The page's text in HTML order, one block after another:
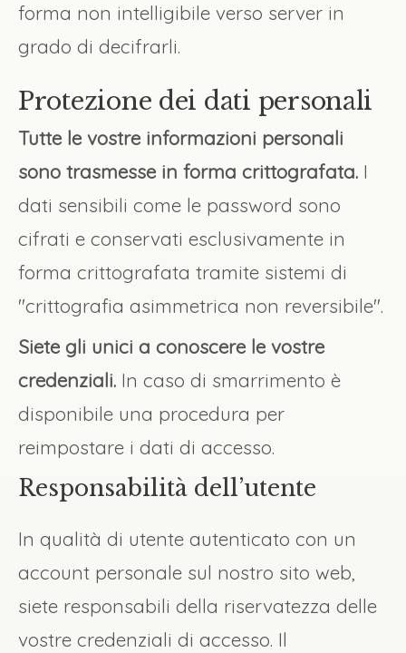
forma non intelligibile verso server in
grado di decifrarli.
Protezione dei dati personali
Tutte le vostre informazioni personali
sono trasmesse in forma crittografata. I
dati sensibili come le password sono
cifrati e conservati esclusivamente in
forma crittografata tramite sistemi di
"crittografia asimmetrica non reversibile".
Siete gli unici a conoscere le vostre
credenziali. In caso di smarrimento è
disponibile una procedura per
reimpostare i dati di accesso.
Responsabilità dell’utente
In qualità di utente autenticato con un
account personale sul nostro sito web,
siete responsabili della riservatezza delle
vostre credenziali di accesso. Il